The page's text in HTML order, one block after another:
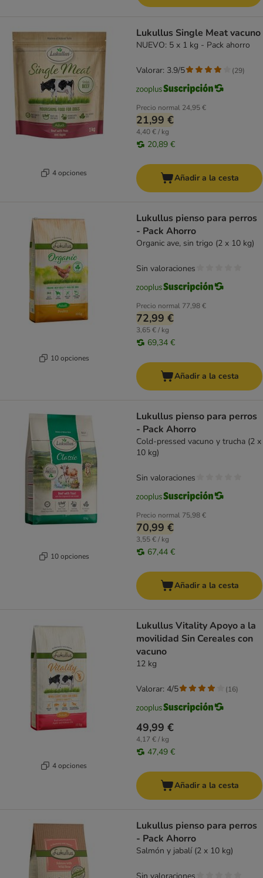
4 opciones
Lukullus Single Meat vacuno
NUEVO: 5 x 1 kg - Pack ahorro
Precio normal 24,95 €
21,99 €
4,40 € / kg
20,89 €
Valorar: 3.9/5 (29)
Añadir a la cesta
10 opciones
Lukullus pienso para perros
- Pack Ahorro
Organic ave, sin trigo (2 x 10 kg)
Precio normal 77,98 €
72,99 €
3,65 € / kg
69,34 €
Sin valoraciones
Añadir a la cesta
10 opciones
Lukullus pienso para perros
- Pack Ahorro
Cold-pressed vacuno y trucha (2 x
10 kg)
Precio normal 75,98 €
70,99 €
3,55 € / kg
67,44 €
Sin valoraciones
Añadir a la cesta
4 opciones
Lukullus Vitality Apoyo a la
movilidad Sin Cereales con
vacuno
12 kg
49,99 €
4,17 € / kg
47,49 €
Valorar: 4/5 (16)
Añadir a la cesta
Lukullus pienso para perros
- Pack Ahorro
Salmón y jabalí (2 x 10 kg)